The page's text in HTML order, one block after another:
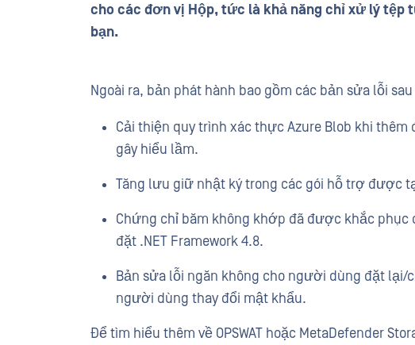
cho các đơn vị Hộp, tức là khả năng chỉ xử lý tệp
bạn.
Ngoài ra, bản phát hành bao gồm các bản sửa lỗi
Cải thiện quy trình xác thực Azure Blob khi
gây hiểu lầm.
Tăng lưu giữ nhật ký trong các gói hỗ trợ được
Chứng chỉ băm không khớp đã được khắc
đặt .NET Framework 4.8.
Bản sửa lỗi ngăn không cho người dùng đặt lại/
người dùng thay đổi mật khẩu.
Để tìm hiểu thêm về OPSWAT hoặc MetaDefender